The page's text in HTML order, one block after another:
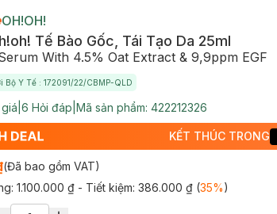
OH!OH!
Tế Bào Gốc, Tái Tạo Da 25ml
With 4.5% Oat Extract & 9,9ppm EGF
Bộ Y Tế : 172091/22/CBMP-QLD
6 Hỏi đáp Mã sản phẩm: 422212326
KẾT THÚC TRONG
(Đã bao gồm VAT)
1.100.000 ₫ - Tiết kiệm: 386.000 ₫(35%)